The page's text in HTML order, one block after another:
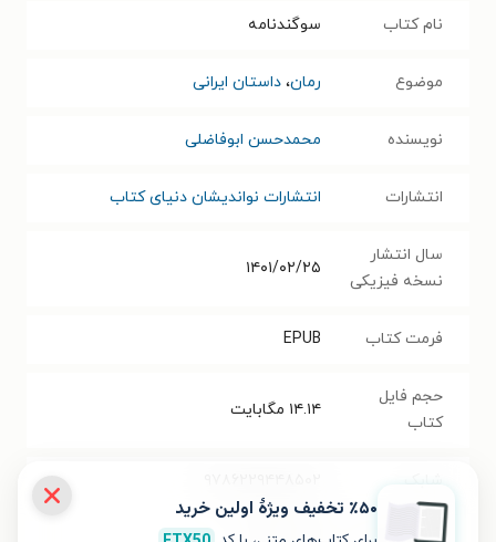
نام کتاب سوگندنامه
موضوع رمان، داستان ایرانی
نویسنده محمدحسن ابوفاضلی
انتشارات انتشارات نواندیشان دنیای کتاب
سال انتشار
نسخه فیزیکی
۱۴۰۱/۰۲/۲۵
فرمت کتاب EPUB
حجم فایل
کتاب
۱۴.۱۴ مگابایت
٪۵۰ تخفیف ویژۀ اولین خرید